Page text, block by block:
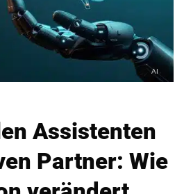
Assistenten
Partner: Wie